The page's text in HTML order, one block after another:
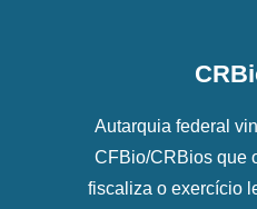
Autarquia federal
CFBio/CRBios que
fiscaliza o exercício